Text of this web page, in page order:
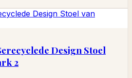
Design Stoel
2